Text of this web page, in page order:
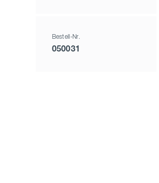
Bestell-Nr.
050031